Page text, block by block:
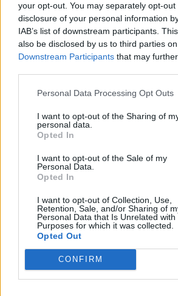
your opt-out. You may separately opt-
disclosure of your personal information
IAB’s list of downstream participants.
also be disclosed by us to third parties
Downstream Participants that may
Personal Data Processing Opt Outs
I want to opt-out of the Sharing of
personal data.
Opted In
I want to opt-out of the Sale of my
Personal Data.
Opted In
I want to opt-out of Collection, Use,
Retention, Sale, and/or Sharing of
Personal Data that Is Unrelated with
Purposes for which it was collected.
Opted Out
CONFIRM
Trouver des vinyles et des CD sur
Trouver un instrument de musique
meilleur prix sur
Voir la vidéo de «No
Setting Sun»
Chanson sans vidéo Chanson